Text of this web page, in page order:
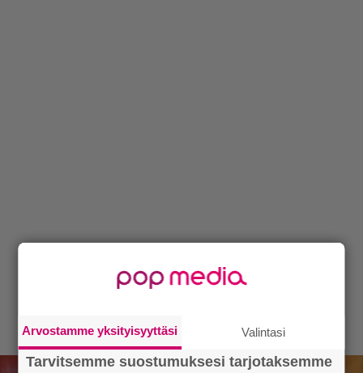
Arvostamme yksityisyyttäsi Valintasi
Tarvitsemme suostumuksesi tarjotaksemme